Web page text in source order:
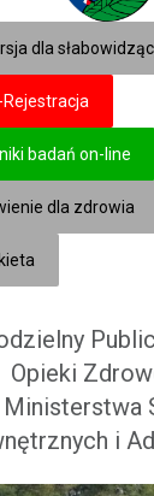
dla
Rejestracja
badań on-line
dla zdrowia
Opieki
Ministerstwa
i